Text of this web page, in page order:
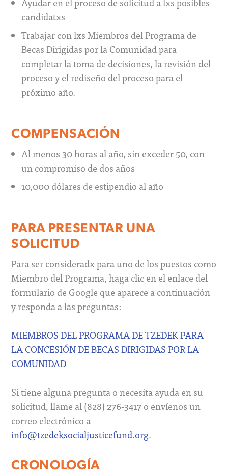
candidatxs
Trabajar con lxs Miembros del Programa de
Becas Dirigidas por la Comunidad para
completar la toma de decisiones, la revisión del
proceso y el rediseño del proceso para el
próximo año.
COMPENSACIÓN
Al menos 30 horas al año, sin exceder 50, con
un compromiso de dos años
10,000 dólares de estipendio al año
PARA PRESENTAR UNA
SOLICITUD
Para ser consideradx para uno de los puestos como
Miembro del Programa, haga clic en el enlace del
formulario de Google que aparece a continuación
y responda a las preguntas:
MIEMBROS DEL PROGRAMA DE TZEDEK PARA
LA CONCESIÓN DE BECAS DIRIGIDAS POR LA
COMUNIDAD
Si tiene alguna pregunta o necesita ayuda en su
solicitud, llame al (828) 276-3417 o envíenos un
correo electrónico a
info@tzedeksocialjusticefund.org.
CRONOLOGÍA